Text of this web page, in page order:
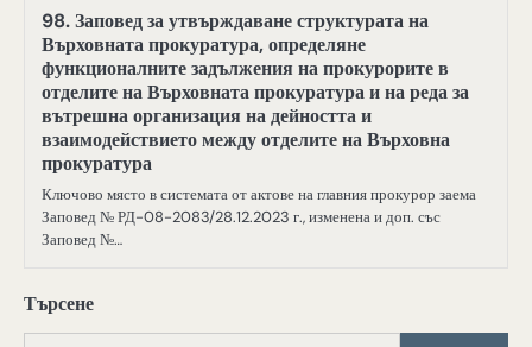
98. Заповед за утвърждаване структурата на
Върховната прокуратура, определяне
функционалните задължения на прокурорите в
отделите на Върховната прокуратура и на реда за
вътрешна организация на дейността и
взаимодействието между отделите на Върховна
прокуратура
Ключово място в системата от актове на главния прокурор заема
Заповед № РД-08-2083/28.12.2023 г., изменена и доп. със
Заповед №…
Търсене